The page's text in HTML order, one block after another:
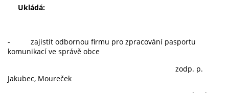
Ukládá:
- zajistit odbornou firmu pro zpracování pasportu
komunikací ve správě obce
zodp. p.
Jakubec, Moureček